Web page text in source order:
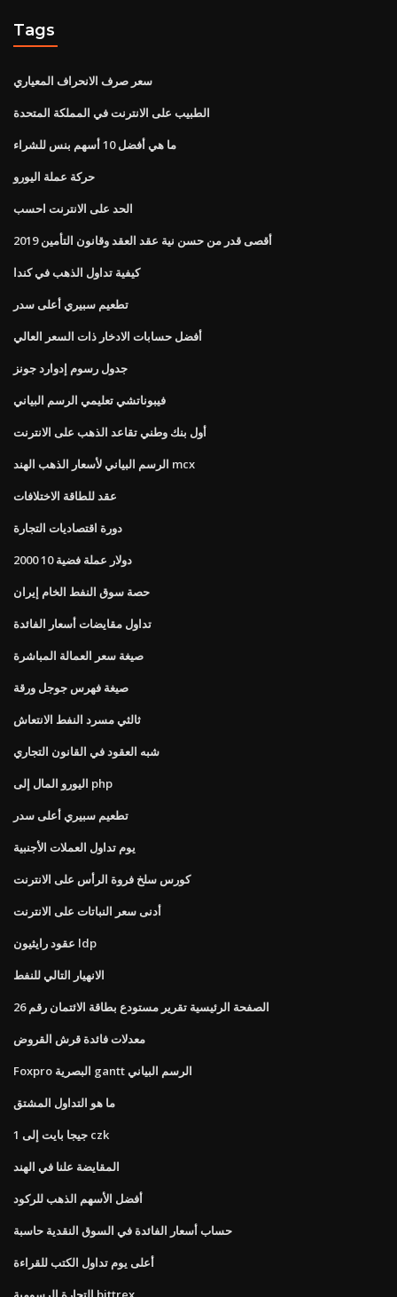
Tags
سعر صرف الانحراف المعياري
الطبيب على الانترنت في المملكة المتحدة
ما هي أفضل 10 أسهم بنس للشراء
حركة عملة اليورو
الحد على الانترنت احسب
أقصى قدر من حسن نية عقد العقد وقانون التأمين 2019
كيفية تداول الذهب في كندا
تطعيم سبيري أعلى سدر
أفضل حسابات الادخار ذات السعر العالي
جدول رسوم إدوارد جونز
فيبوناتشي تعليمي الرسم البياني
أول بنك وطني تقاعد الذهب على الانترنت
الرسم البياني لأسعار الذهب الهند mcx
عقد للطاقة الاختلافات
دورة اقتصاديات التجارة
2000 10 دولار عملة فضية
حصة سوق النفط الخام إيران
تداول مقايضات أسعار الفائدة
صيغة سعر العمالة المباشرة
صيغة فهرس جوجل ورقة
ثالثي مسرد النفط الانتعاش
شبه العقود في القانون التجاري
اليورو المال إلى php
تطعيم سبيري أعلى سدر
يوم تداول العملات الأجنبية
كورس سلخ فروة الرأس على الانترنت
أدنى سعر النباتات على الانترنت
عقود رايثيون ldp
الانهيار التالي للنفط
الصفحة الرئيسية تقرير مستودع بطاقة الائتمان رقم 26
معدلات فائدة قرش القروض
Foxpro البصرية gantt الرسم البياني
ما هو التداول المشتق
1 جيجا بايت إلى czk
المقايضة علنا ​​في الهند
أفضل الأسهم الذهب للركود
حساب أسعار الفائدة في السوق النقدية حاسبة
أعلى يوم تداول الكتب للقراءة